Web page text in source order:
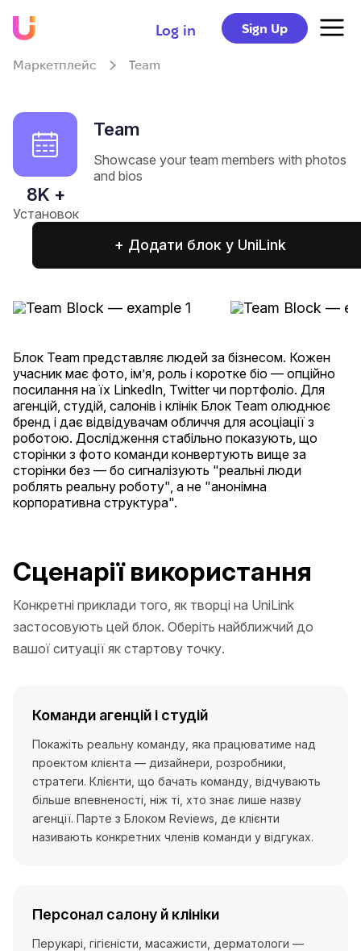
Log in Sign Up
Маркетплейс Team
Team
Showcase your team members with photos
and bios
8K +
Установок
+ Додати блок у UniLink
Блок Team представляє людей за бізнесом. Кожен
учасник має фото, ім’я, роль і коротке біо — опційно
посилання на їх LinkedIn, Twitter чи портфоліо. Для
агенцій, студій, салонів і клінік Блок Team олюднює
бренд і дає відвідувачам обличчя для асоціації з
роботою. Дослідження стабільно показують, що
сторінки з фото команди конвертують вище за
сторінки без — бо сигналізують "реальні люди
роблять реальну роботу", а не "анонімна
корпоративна структура".
Сценарії використання
Конкретні приклади того, як творці на UniLink
застосовують цей блок. Оберіть найближчий до
вашої ситуації як стартову точку.
Команди агенцій і студій
Покажіть реальну команду, яка працюватиме над
проектом клієнта — дизайнери, розробники,
стратеги. Клієнти, що бачать команду, відчувають
більше впевненості, ніж ті, хто знає лише назву
агенції. Парте з Блоком Reviews, де клієнти
називають конкретних членів команди у відгуках.
Персонал салону й клініки
Перукарі, гігієністи, масажисти, дерматологи —